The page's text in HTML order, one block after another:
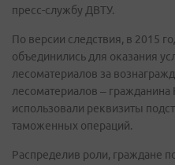
пресс-службу ДВТУ.
По версии следствия, в 2015
объединились для оказания
лесоматериалов за
лесоматериалов –
использовали реквизиты
таможенных операций.
Распределив роли, граждане